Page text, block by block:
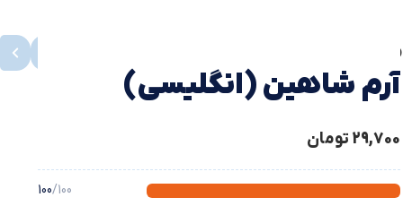
محصولات مشابه
آرم شاهين (انگليسي)
29,700 تومان
100/100